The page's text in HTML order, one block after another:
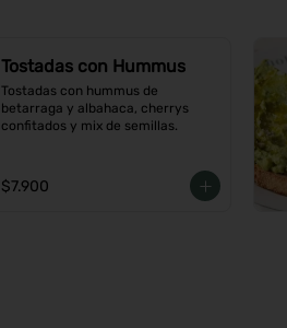
Tostadas con Hummus
Tostadas con hummus de
betarraga y albahaca, cherrys
confitados y mix de semillas.
$7.900